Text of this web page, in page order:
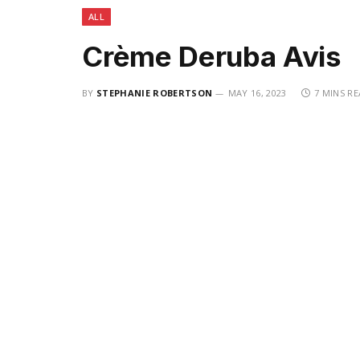
ALL
Crème Deruba Avis
BY STEPHANIE ROBERTSON MAY 16, 2023 7 MINS